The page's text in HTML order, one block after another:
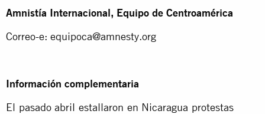
Amnistía Internacional, Equipo de Centroamérica
Correo-e: equipoca@amnesty.org
Información complementaria
El pasado abril estallaron en Nicaragua protestas